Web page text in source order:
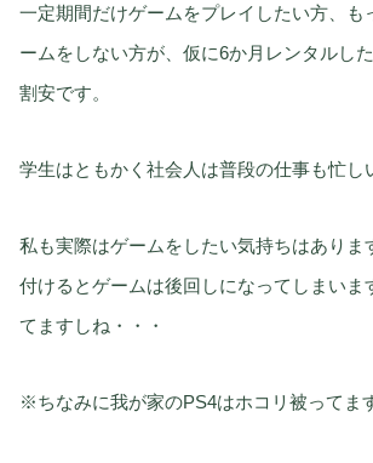
一定期間だけゲームをプレイしたい方、も
ームをしない方が、仮に6か月レンタルし
割安です。
学生はともかく社会人は普段の仕事も忙し
私も実際はゲームをしたい気持ちはありま
付けるとゲームは後回しになってしまい
てますしね・・・
※ちなみに我が家のPS4はホコリ被ってま